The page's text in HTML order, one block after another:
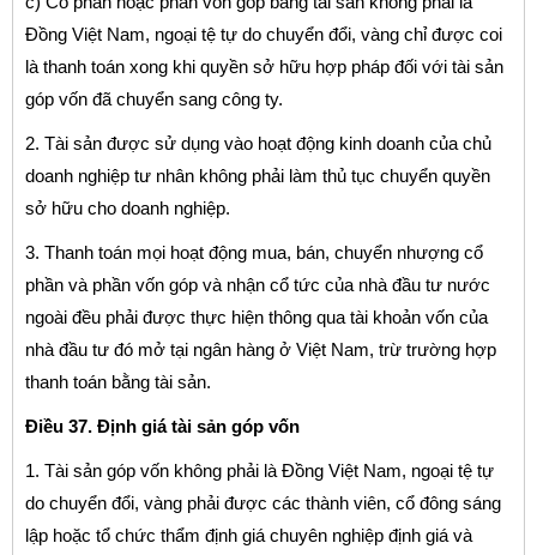
Đồng Việt Nam, ngoại tệ tự do chuyển đổi, vàng chỉ được coi
là thanh toán xong khi quyền sở hữu hợp pháp đối với tài sản
góp vốn đã chuyển sang công ty.
2. Tài sản được sử dụng vào hoạt động kinh doanh của chủ
doanh nghiệp tư nhân không phải làm thủ tục chuyển quyền
sở hữu cho doanh nghiệp.
3. Thanh toán mọi hoạt động mua, bán, chuyển nhượng cổ
phần và phần vốn góp và nhận cổ tức của nhà đầu tư nước
ngoài đều phải được thực hiện thông qua tài khoản vốn của
nhà đầu tư đó mở tại ngân hàng ở Việt Nam, trừ trường hợp
thanh toán bằng tài sản.
Điều 37. Định giá tài sản góp vốn
1. Tài sản góp vốn không phải là Đồng Việt Nam, ngoại tệ tự
do chuyển đổi, vàng phải được các thành viên, cổ đông sáng
lập hoặc tổ chức thẩm định giá chuyên nghiệp định giá và